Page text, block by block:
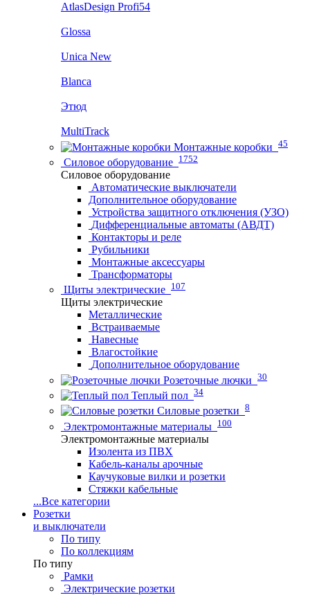
AtlasDesign Profi54
Glossa
Unica New
Blanca
Этюд
MultiTrack
Монтажные коробки 45
Силовое оборудование 1752
Силовое оборудование
Автоматические выключатели
Дополнительное оборудование
Устройства защитного отключения (УЗО)
Дифференциальные автоматы (АВДТ)
Контакторы и реле
Рубильники
Монтажные аксессуары
Трансформаторы
Щиты электрические 107
Щиты электрические
Металлические
Встраиваемые
Навесные
Влагостойкие
Дополнительное оборудование
Розеточные лючки 30
Теплый пол 34
Силовые розетки 8
Электромонтажные материалы 100
Электромонтажные материалы
Изолента из ПВХ
Кабель-каналы арочные
Каучуковые вилки и розетки
Стяжки кабельные
...Все категории
Розетки
и выключатели
По типу
По коллекциям
По типу
Рамки
Электрические розетки